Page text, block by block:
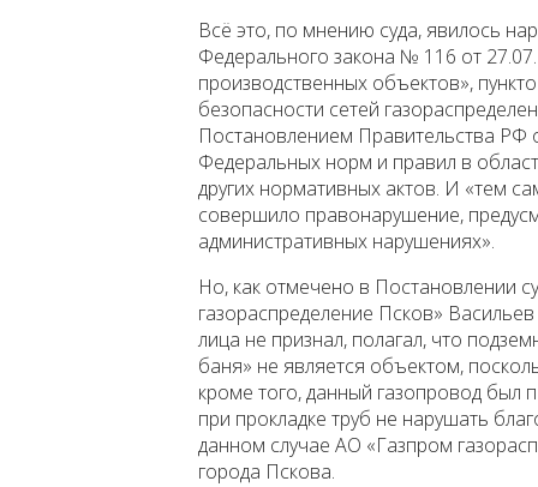
Всё это, по мнению суда, явилось
Федерального закона № 116 от
производственных объектов»,
безопасности сетей
Постановлением Правительства РФ
Федеральных норм и правил в
других нормативных актов. И «тем
совершило правонарушение,
административных нарушениях».
Но, как отмечено в Постановлении
газораспределение Псков»
лица не признал, полагал, что
баня» не является объектом,
кроме того, данный газопровод был
при прокладке труб не нарушать
данном случае АО «Газпром
города Пскова.